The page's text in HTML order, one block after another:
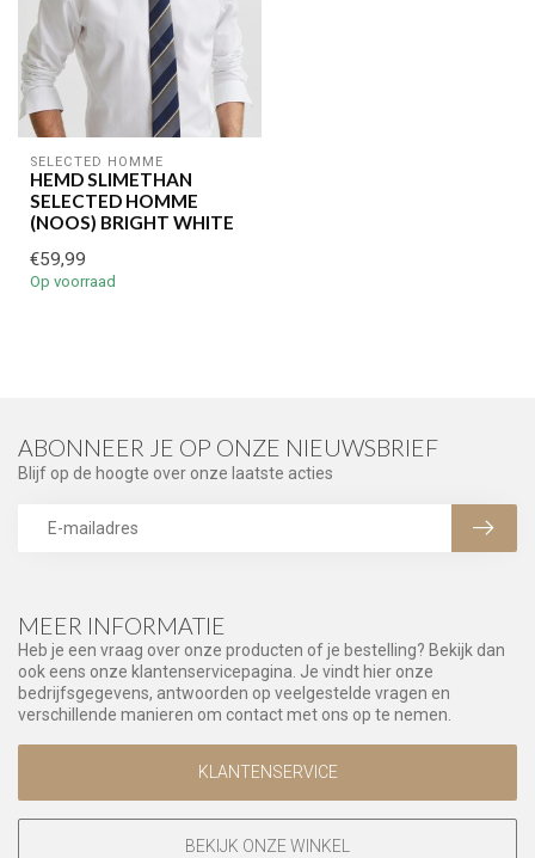
SELECTED HOMME
HEMD SLIMETHAN
SELECTED HOMME
(NOOS) BRIGHT WHITE
€59,99
Op voorraad
MEER INFORMATIE
Heb je een vraag over onze producten of je bestelling? Bekijk dan
ook eens onze klantenservicepagina. Je vindt hier onze
bedrijfsgegevens, antwoorden op veelgestelde vragen en
verschillende manieren om contact met ons op te nemen.
KLANTENSERVICE
BEKIJK ONZE WINKEL
ABONNEER JE OP ONZE NIEUWSBRIEF
Blijf op de hoogte over onze laatste acties